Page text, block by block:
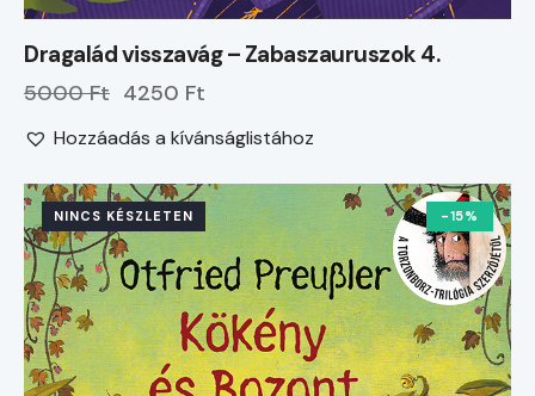
Dragalád visszavág – Zabaszauruszok 4.
5000 Ft 4250 Ft
Hozzáadás a kívánságlistához
NINCS KÉSZLETEN -15%